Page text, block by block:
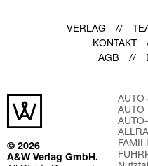
VERLAG
KONTAKT
AGB
© 2026
A&W Verlag GmbH.
AUTO
AUTO